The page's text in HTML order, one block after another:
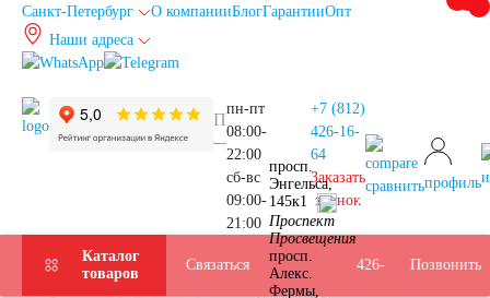
Санкт-Петербург О компанииБлогГарантииОпт
Наши адреса
пн-пт
08:00-
22:00
сб-вс
09:00-
21:00
+7 (812)
426-16-
64
Заказать
звонок
сравнитьпрофиль
Каталог
товаров
Подбор
Услуги
Бренды
Доставка
Оплата
Б/У
Контакты
Связаться
Санкт-
просп.
Энгельса,
145к1
Проспект
Просвещения
просп.
Алекс.
Фермы,
+7
(812)
426- Позвонить